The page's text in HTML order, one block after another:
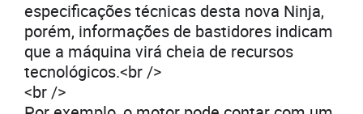
especificações técnicas desta nova Ninja,
porém, informações de bastidores indicam
que a máquina virá cheia de recursos
tecnológicos.<br />
<br />